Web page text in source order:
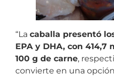
“La caballa presentó
EPA y DHA, con 414,7
100 g de carne,
convierte en una